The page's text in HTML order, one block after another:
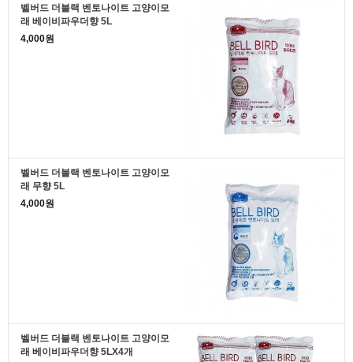
벨버드 더블랙 벤토나이트 고양이모
래 베이비파우더향 5L
4,000원
벨버드 더블랙 벤토나이트 고양이모
래 무향 5L
4,000원
벨버드 더블랙 벤토나이트 고양이모
래 베이비파우더향 5LX4개